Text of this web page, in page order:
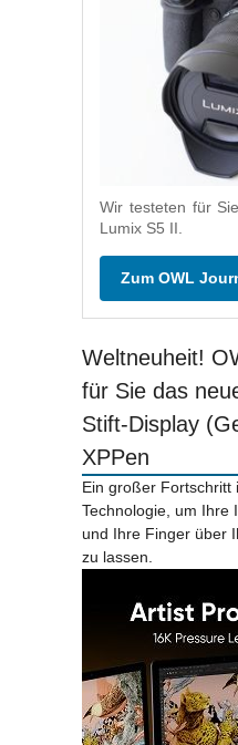
Wir testeten für
Lumix S5 II.
Zum OWL
Weltneuheit!
für Sie das
Stift-Display
XPPen
Ein großer Fortschritt
Technologie, um Ihre
und Ihre Finger über
zu lassen.